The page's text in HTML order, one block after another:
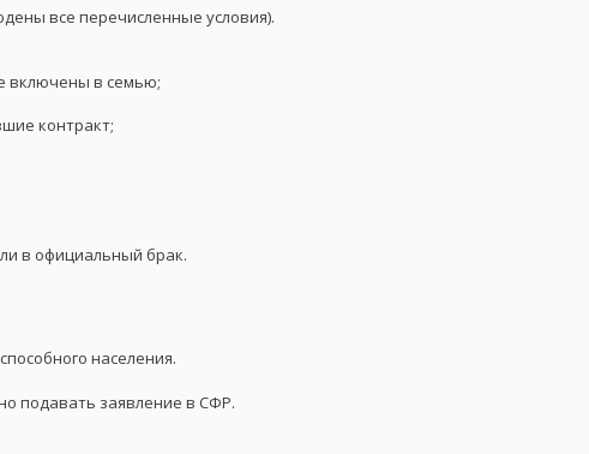
все перечисленные условия).
включены в семью;
контракт;
в официальный брак.
населения.
подавать заявление в СФР.